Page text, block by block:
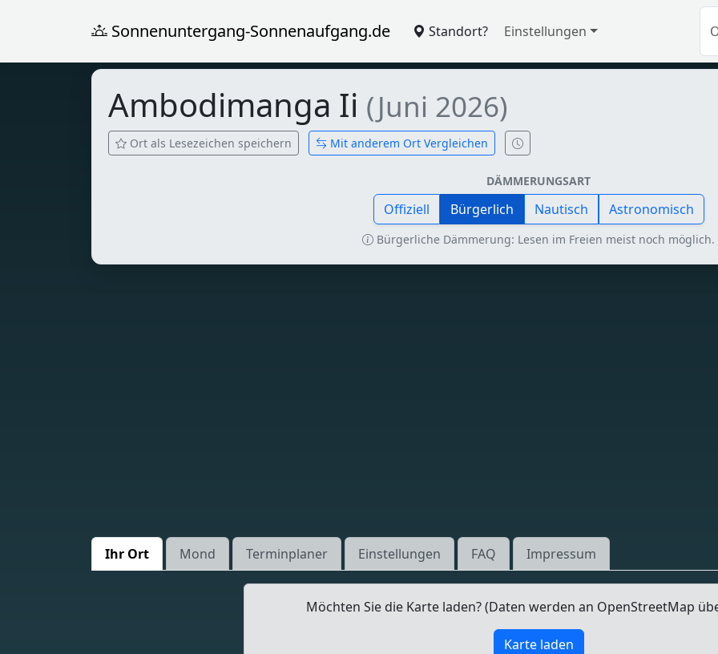
Sonnenuntergang-Sonnenaufgang.de Standort? Einstellungen
Ambodimanga Ii (Juni 2026)
Ort als Lesezeichen speichern Mit anderem Ort Vergleichen
DÄMMERUNGSART
Offiziell Bürgerlich Nautisch Astronomisch
Bürgerliche Dämmerung: Lesen im Freien meist noch möglich.
Ihr Ort Mond Terminplaner Einstellungen FAQ Impressum
Möchten Sie die Karte laden? (Daten werden an OpenStreetMap
Karte laden